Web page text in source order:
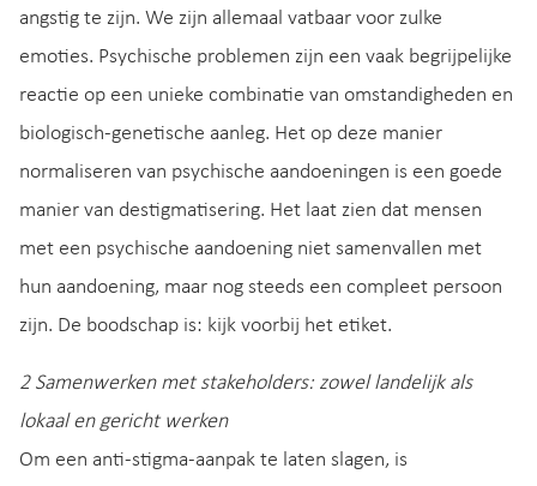
angstig te zijn. We zijn allemaal vatbaar voor zulke
emoties. Psychische problemen zijn een vaak begrijpelijke
reactie op een unieke combinatie van omstandigheden en
biologisch-genetische aanleg. Het op deze manier
normaliseren van psychische aandoeningen is een goede
manier van destigmatisering. Het laat zien dat mensen
met een psychische aandoening niet samenvallen met
hun aandoening, maar nog steeds een compleet persoon
zijn. De boodschap is: kijk voorbij het etiket.
2 Samenwerken met stakeholders: zowel landelijk als
lokaal en gericht werken
Om een anti-stigma-aanpak te laten slagen, is